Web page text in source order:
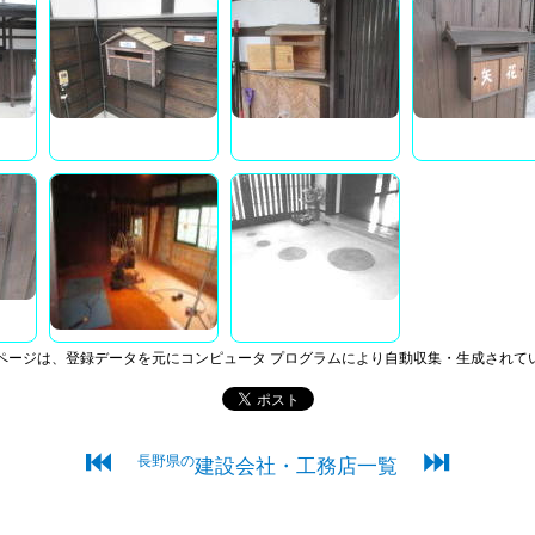
ジは、登録データを元にコンピュータ プログラムにより自動収集・生成されて
⏮ 長野県の建設会社・工務店一覧 ⏭